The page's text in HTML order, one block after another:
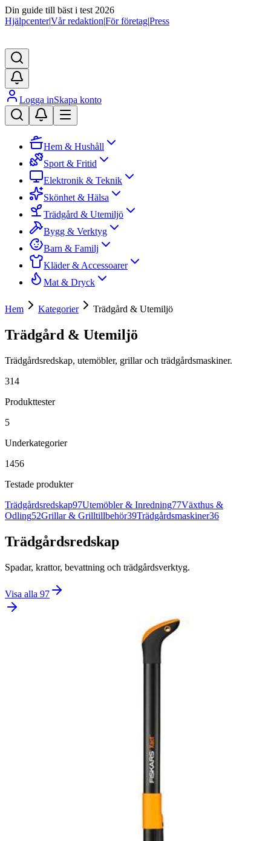
Din guide till bäst i test 2026
Hjälpcenter|Vår redaktion|För företag|Press
Logga inSkapa konto
Hem & Hushåll
Sport & Fritid
Elektronik & Teknik
Skönhet & Hälsa
Trädgård & Utemiljö
Bygg & Verktyg
Barn & Familj
Kläder & Accessoarer
Mat & Dryck
Hem Kategorier Trädgård & Utemiljö
Trädgård & Utemiljö
Trädgårdsredskap, utemöbler, grillar och trädgårdsmaskiner.
314
Produkttester
5
Underkategorier
1456
Testade produkter
Trädgårdsredskap97Utemöbler & Inredning77Växthus &
Odling52Grillar & Grilltillbehör39Trädgårdsmaskiner36
Trädgårdsredskap
Spadar, krattor, bevattning och trädgårdsverktyg.
Visa alla 97